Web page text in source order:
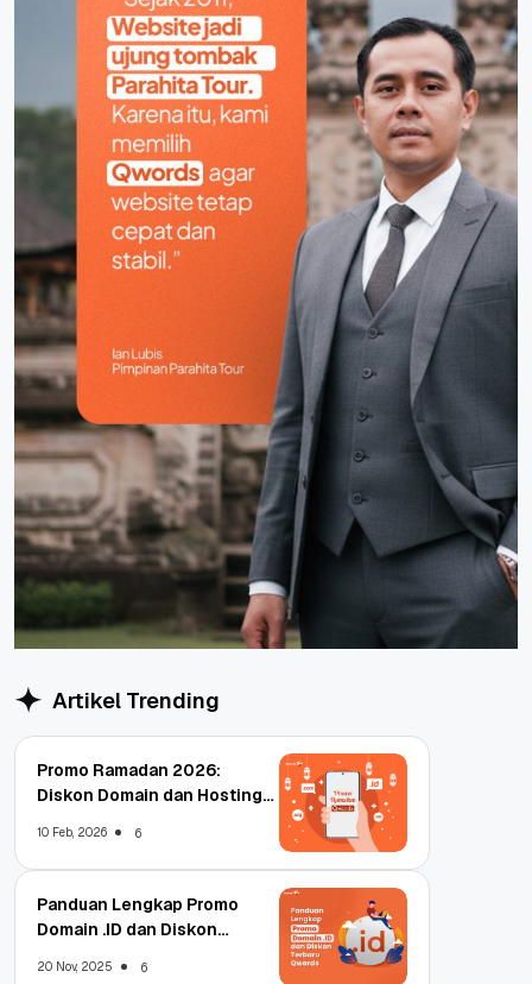
Artikel Trending
Promo Ramadan 2026:
Diskon Domain dan Hosting
10 Feb, 2026 6
Panduan Lengkap Promo
Domain .ID dan Diskon
20 Nov, 2025 6